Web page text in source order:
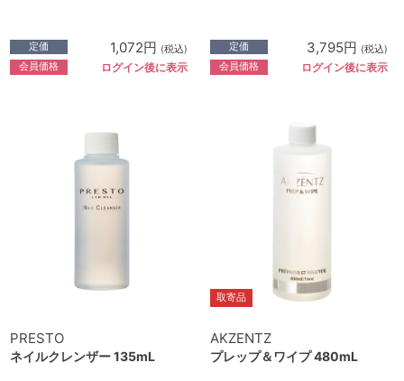
定価 1,072円 (税込)
会員価格 ログイン後に表示
定価 3,795円 (税込)
会員価格 ログイン後に表示
PRESTO
ネイルクレンザー 135mL
取寄品
AKZENTZ
プレップ＆ワイプ 480mL